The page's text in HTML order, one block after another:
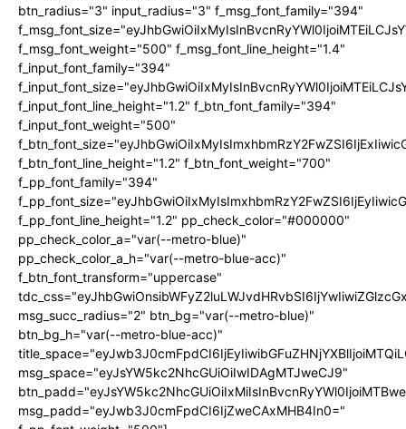
btn_radius="3" input_radius="3" f_msg_font_family="394"
f_msg_font_weight="500" f_msg_font_line_height="1.4"
f_input_font_family="394"
f_input_font_line_height="1.2" f_btn_font_family="394"
f_input_font_weight="500"
f_btn_font_line_height="1.2" f_btn_font_weight="700"
f_pp_font_family="394"
f_pp_font_line_height="1.2" pp_check_color="#000000"
pp_check_color_a="var(--metro-blue)"
pp_check_color_a_h="var(--metro-blue-acc)"
f_btn_font_transform="uppercase"
msg_succ_radius="2" btn_bg="var(--metro-blue)"
btn_bg_h="var(--metro-blue-acc)"
msg_space="eyJsYW5kc2NhcGUiOiIwIDAgMTJweCJ9"
msg_padd="eyJwb3J0cmFpdCI6IjZweCAxMHB4In0="